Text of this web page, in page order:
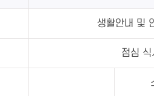
생활안내 및
점심 식